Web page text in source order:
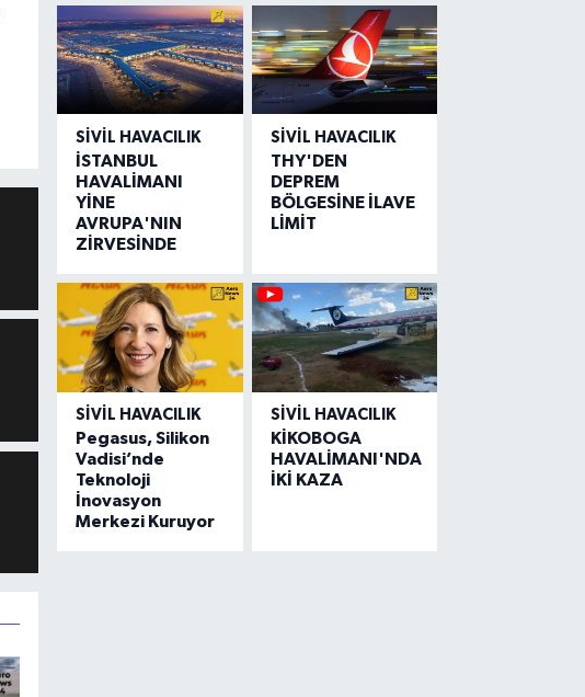
SIVIL HAVACILIK
İSTANBUL
HAVALİMANI
YİNE
AVRUPA'NIN
ZİRVESİNDE
SIVIL HAVACILIK
THY'DEN
DEPREM
BÖLGESİNE İLAVE
LİMİT
SIVIL HAVACILIK
Pegasus, Silikon
Vadisi’nde
Teknoloji
İnovasyon
Merkezi Kuruyor
SIVIL HAVACILIK
KİKOBOGA
HAVALİMANI'NDA
İKİ KAZA